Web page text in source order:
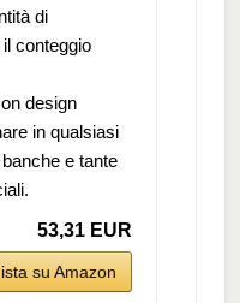
di
conteggio
design
in qualsiasi
e tante
53,31 EUR
su Amazon